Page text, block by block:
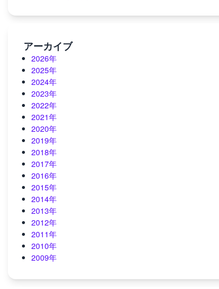
アーカイブ
2026年
2025年
2024年
2023年
2022年
2021年
2020年
2019年
2018年
2017年
2016年
2015年
2014年
2013年
2012年
2011年
2010年
2009年